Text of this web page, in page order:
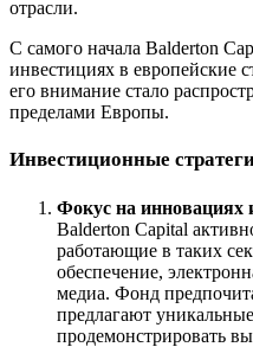
отрасли.
С самого начала Balderton
инвестициях в европейские
его внимание стало
пределами Европы.
Инвестиционные
Фокус на инновациях
Balderton Capital
работающие в таких
обеспечение,
медиа. Фонд
предлагают
продемонстрировать